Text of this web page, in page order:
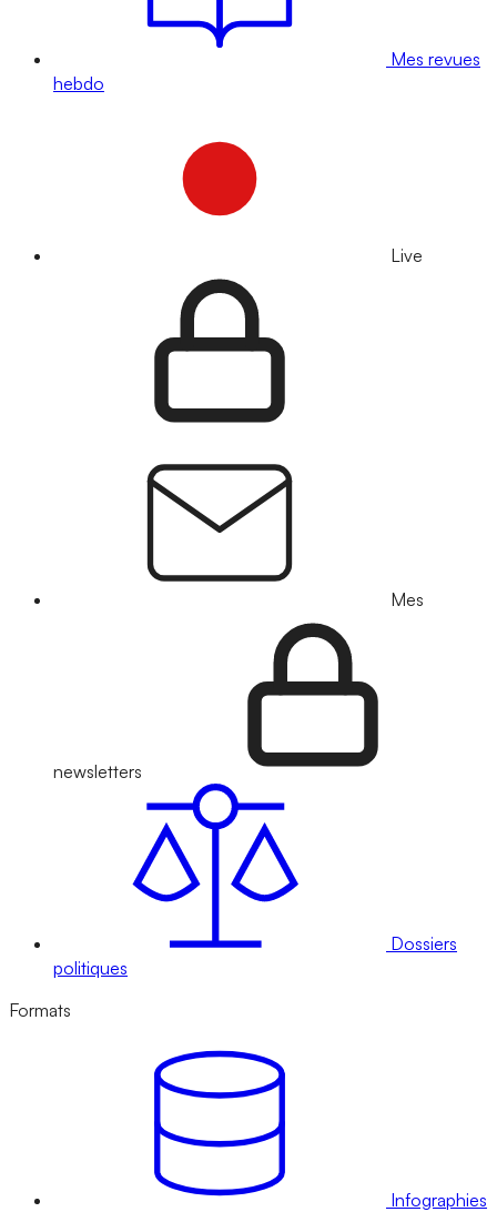
Mes revues
hebdo
Live
Mes
newsletters
Dossiers
politiques
Formats
Infographies